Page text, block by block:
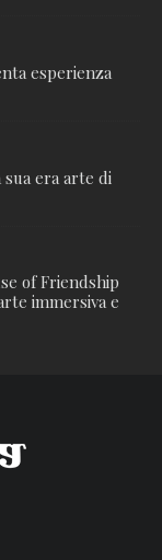
esperienza
sua era arte di
of Friendship
immersiva e